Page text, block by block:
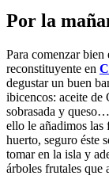
Por la
Para comenzar
reconstituyente en
degustar un buen
ibicencos: aceite de
sobrasada y
ello le añadimos las
huerto, seguro éste
tomar en la isla y
árboles frutales que